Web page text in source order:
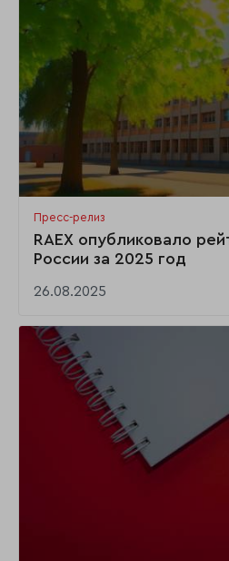
Пресс-релиз
RAEX опубликовало
России за 2025 год
26.08.2025